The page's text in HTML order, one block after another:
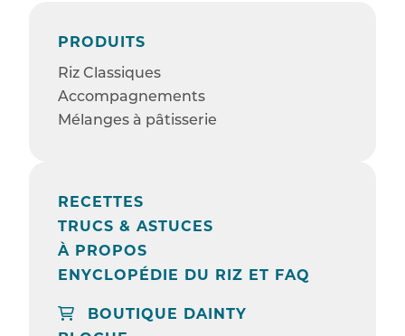
PRODUITS
Riz Classiques
Accompagnements
Mélanges à pâtisserie
RECETTES
TRUCS & ASTUCES
À PROPOS
ENYCLOPÉDIE DU RIZ ET FAQ
BOUTIQUE DAINTY